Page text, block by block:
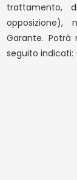
trattamento,
opposizione),
Garante. Potrà
seguito indicati: